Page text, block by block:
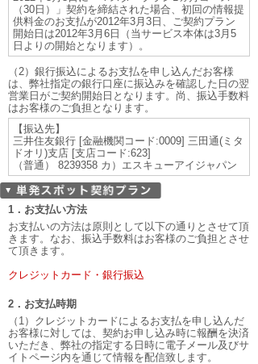
（30日）」契約を締結された場合、初回の情報提
供料金のお支払が2012年3月3日、ご契約プラン
開始日は2012年3月6日（当サービス本体は3月5
日よりの開始となります）。
（2）銀行振込によるお支払を申し込んだお客様
は、弊社指定の銀行口座に振込みを確認した日の翌
営業日がご契約開始日となります。尚、振込手数料
はお客様のご負担となります。
【振込先】
三井住友銀行 [金融機関コード:0009] 三田通(ミタ
ドオリ)支店 [支店コード:623]
（普通） 8239358 カ）エスキューアイジャパン
1．お支払い方法
お支払いの方法は原則として以下の通りとさせて頂
きます。なお、振込手数料はお客様のご負担とさせ
て頂きます。
クレジットカード・銀行振込
2．お支払時期
（1）クレジットカードによるお支払を申し込んだ
お客様に対しては、契約お申し込み時に報酬を決済
いただき、弊社の指定する日時に電子メール及びサ
イトページ内を通じて情報を配信致します。